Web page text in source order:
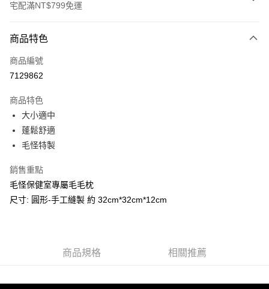
宅配滿NT$799免運
信用卡一次付款
Apple Pay
悠遊付
貨到付款
運送方式
宅配
每筆NT$80，滿NT$799(含以上)免運費
商品特色
商品編號
7129862
商品特色
大小適中
蓬鬆舒適
毛怪特製
銷售重點
毛怪保健室專屬毛毛枕
尺寸: 圓形-手工縫製 約 32cm*32cm*12cm
商品規格 相關推薦